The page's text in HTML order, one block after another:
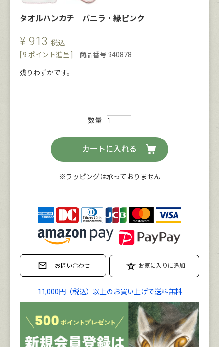
タオルハンカチ バニラ・縁ピンク
¥ 913 税込
9 ポイント進呈 ] 商品番号 940878
残りわずかです。
カートに入れる
※ラッピングは承っておりません
11,000円（税込）以上のお買い上げで送料無料